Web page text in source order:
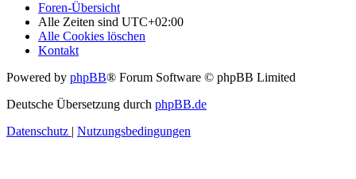
Foren-Übersicht
Alle Zeiten sind UTC+02:00
Alle Cookies löschen
Kontakt
Powered by phpBB® Forum Software © phpBB Limited
Deutsche Übersetzung durch phpBB.de
Datenschutz | Nutzungsbedingungen